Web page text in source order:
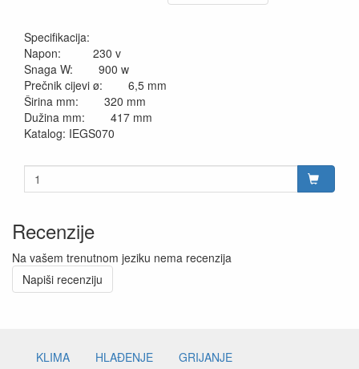
Specifikacija:
Napon: 230 v
Snaga W: 900 w
Prečnik cijevi ø: 6,5 mm
Širina mm: 320 mm
Dužina mm: 417 mm
Katalog: IEGS070
Recenzije
Na vašem trenutnom jeziku nema recenzija
Napiši recenziju
KLIMA HLAĐENJE
GRIJANJE